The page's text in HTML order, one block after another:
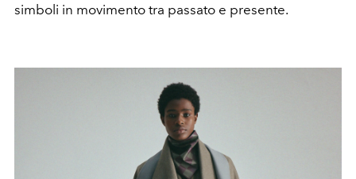
simboli in movimento tra passato e presente.